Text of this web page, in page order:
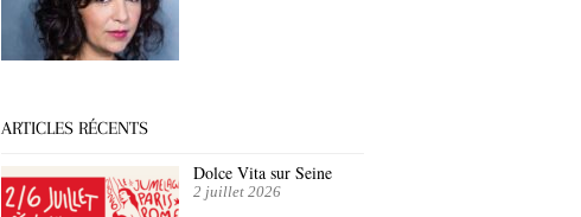
ARTICLES RÉCENTS
Dolce Vita sur Seine
2 juillet 2026